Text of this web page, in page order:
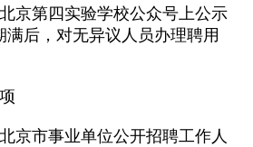
京第四实验学校公众号上公示
满后，对无异议人员办理聘用
京市事业单位公开招聘工作人